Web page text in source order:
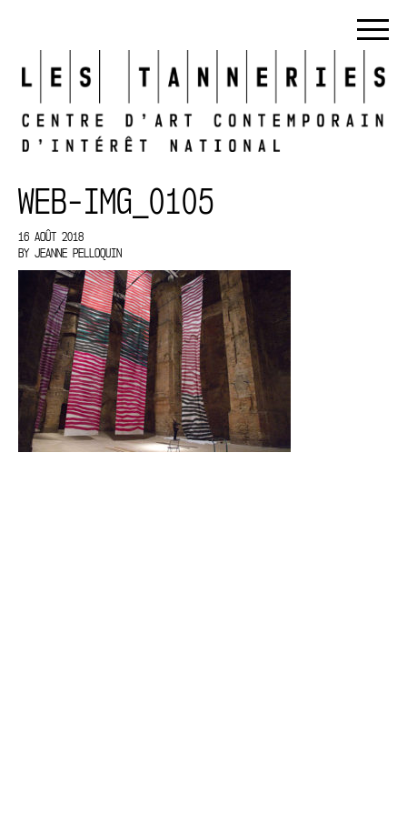
WEB-IMG_0105
16 AOÛT 2018
BY JEANNE PELLOQUIN